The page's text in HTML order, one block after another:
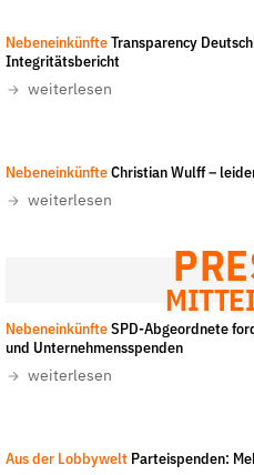
Suche
auf
der
Nebeneinkünfte Transparency
Integritätsbericht
weiterlesen
Nebeneinkünfte Christian Wulff –
weiterlesen
Nebeneinkünfte SPD-Abgeordnete
und Unternehmensspenden
weiterlesen
Aus der Lobbywelt Parteispenden: